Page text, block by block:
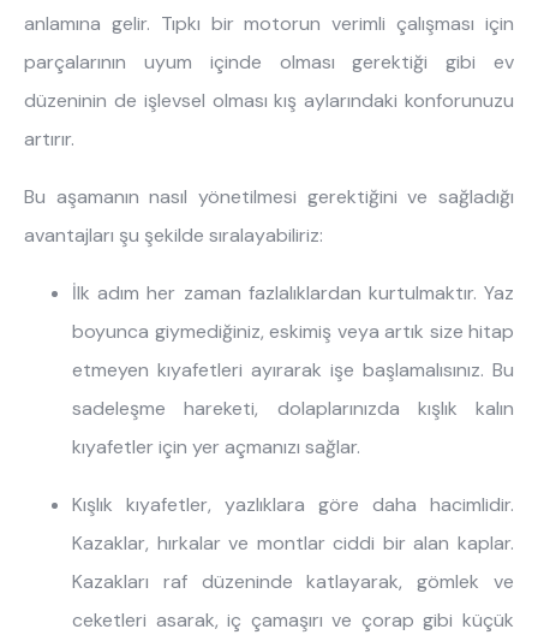
anlamına gelir. Tıpkı bir motorun verimli çalışması için
parçalarının uyum içinde olması gerektiği gibi ev
düzeninin de işlevsel olması kış aylarındaki konforunuzu
artırır.
Bu aşamanın nasıl yönetilmesi gerektiğini ve sağladığı
avantajları şu şekilde sıralayabiliriz:
İlk adım her zaman fazlalıklardan kurtulmaktır. Yaz
boyunca giymediğiniz, eskimiş veya artık size hitap
etmeyen kıyafetleri ayırarak işe başlamalısınız. Bu
sadeleşme hareketi, dolaplarınızda kışlık kalın
kıyafetler için yer açmanızı sağlar.
Kışlık kıyafetler, yazlıklara göre daha hacimlidir.
Kazaklar, hırkalar ve montlar ciddi bir alan kaplar.
Kazakları raf düzeninde katlayarak, gömlek ve
ceketleri asarak, iç çamaşırı ve çorap gibi küçük